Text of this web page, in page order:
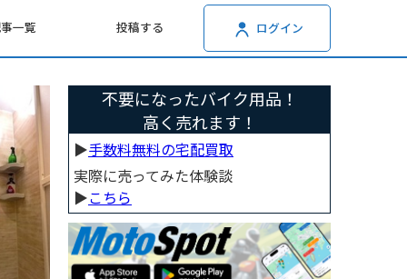
一覧 投稿する ログイン
不要になったバイク用品！
高く売れます！
▶︎手数料無料の宅配買取
実際に売ってみた体験談
▶︎こちら